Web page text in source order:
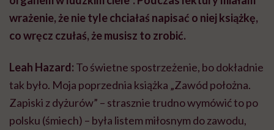
wrażenie, że nie tyle chciałaś napisać o niej książkę,
co wręcz czułaś, że musisz to zrobić.
Leah Hazard: To świetne spostrzeżenie, bo dokładnie
tak było. Moja poprzednia książka „Zawód położna.
Zapiski z dyżurów” – strasznie trudno wymówić to po
polsku (śmiech) – była listem miłosnym do zawodu,